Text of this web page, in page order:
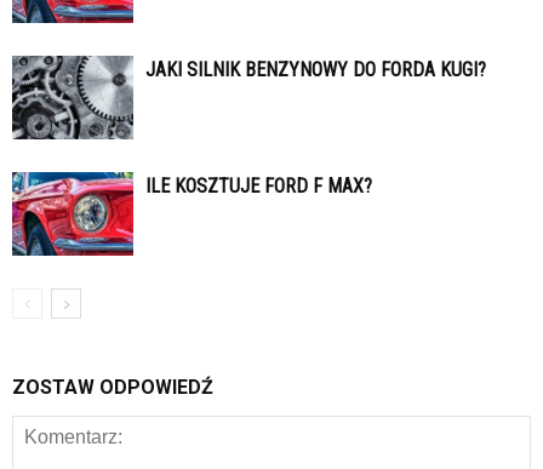
JAKI SILNIK BENZYNOWY DO FORDA KUGI?
ILE KOSZTUJE FORD F MAX?
ZOSTAW ODPOWIEDŹ